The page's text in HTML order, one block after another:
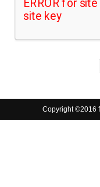
Copyright ©2016